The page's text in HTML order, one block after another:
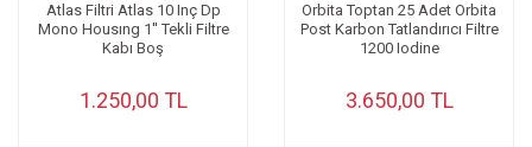
Atlas Filtri Atlas 10 Inç Dp
Mono Housıng 1'' Tekli Filtre
Kabı Boş
1.250,00 TL
Orbita Toptan 25 Adet Orbita
Post Karbon Tatlandırıcı Filtre
1200 Iodine
3.650,00 TL